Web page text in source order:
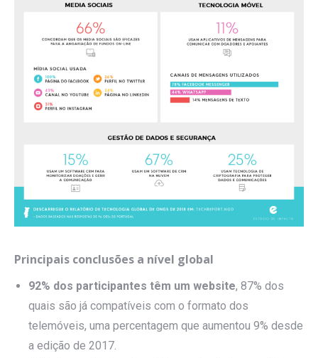
Principais conclusões a nível global
92% dos participantes têm um website, 87% dos
quais são já compatíveis com o formato dos
telemóveis, uma percentagem que aumentou 9% desde
a edição de 2017.